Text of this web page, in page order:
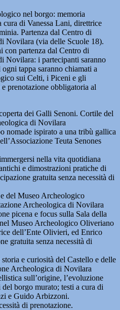
nel borgo: memoria
cura di Vanessa Lani, direttrice
Partenza dal Centro di
Novilara (via delle Scuole 18).
con partenza dal Centro di
Novilara: i partecipanti saranno
tappa saranno chiamati a
sui Celti, i Piceni e gli
prenotazione obbligatoria al
dei Galli Senoni. Cortile del
di Novilara
nomade ispirato a una tribù gallica
Teuta Senones
nella vita quotidiana
e dimostrazioni pratiche di
gratuita senza necessità di
del Museo Archeologico
Archeologica di Novilara
picena e focus sulla Sala della
Museo Archeologico Oliveriano
dell’Ente Olivieri, ed Enrico
gratuita senza necessità di
e curiosità del Castello e delle
Archeologica di Novilara
sull’origine, l’evoluzione
borgo murato; testi a cura di
e Guido Arbizzoni.
di prenotazione.